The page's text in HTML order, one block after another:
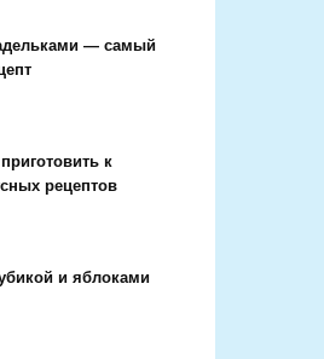
— самый
к
рецептов
и яблоками